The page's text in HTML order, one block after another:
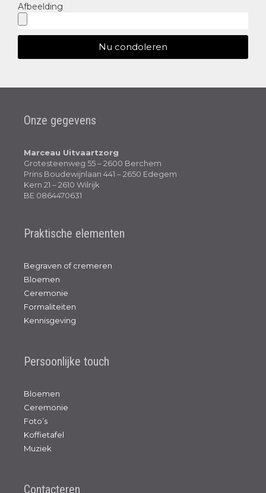
Afbeelding
Nu condoleren
Onze gegevens
Marceau Uitvaartzorg
Grotesteenweg 55 – 2600 Berchem
Prins Boudewijnlaan 441 – 2650 Edegem
Kern 21 – 2610 Wilrijk
BE 0864470631
Praktische elementen
Begraven of cremeren
Bloemen
Ceremonie
Formaliteiten
Kennisgeving
Persoonlijke touch
Bloemen
Ceremonie
Foto’s
Koffietafel
Muziek
Contacteren